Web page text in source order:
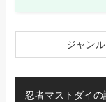
ジャンル
忍者マストダイ